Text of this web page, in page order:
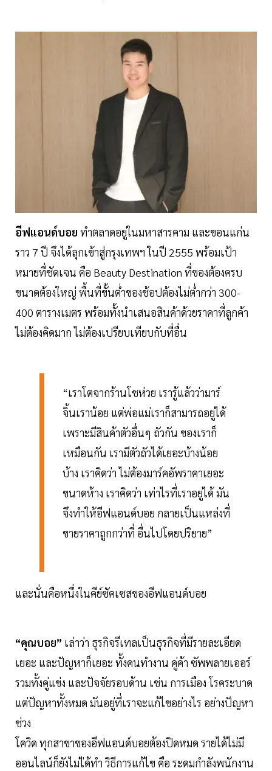
อีฟแอนด์บอย ทำตลาดอยู่ในมหาสารคาม และขอนแก่น
ราว 7 ปี จึงได้ลุกเข้าสู่กรุงเทพฯ ในปี 2555 พร้อมเป้า
หมายที่ชัดเจน คือ Beauty Destination ที่ของต้องครบ
ขนาดต้องใหญ่ พื้นที่ขั้นต่ำของช้อปต้องไม่ต่ำกว่า 300-
400 ตารางเมตร พร้อมทั้งนำเสนอสินค้าด้วยราคาที่ลูกค้า
ไม่ต้องคิดมาก ไม่ต้องเปรียบเทียบกับที่อื่น
“เราโตจากร้านโชห่วย เรารู้แล้วว่ามาร์
จิ้นเราน้อย แต่พ่อแม่เราก็สามารถอยู่ได้
เพราะมีสินค้าตัวอื่นๆ ถัวกัน ของเราก็
เหมือนกัน เรามีตัวถัวได้เยอะบ้างน้อย
บ้าง เราคิดว่า ไม่ต้องมาร์คอัพราคาเยอะ
ขนาดห้าง เราคิดว่า เท่าไรที่เราอยู่ได้ มัน
จึงทำให้อีฟแอนด์บอย กลายเป็นแหล่งที่
ขายราคาถูกกว่าที่ อื่นไปโดยปริยาย”
และนั่นคือหนึ่งในคีย์ซัคเซสของอีฟแอนด์บอย
“คุณบอย” เล่าว่า ธุรกิจรีเทลเป็นธุรกิจที่มีรายละเอียด
เยอะ และปัญหาก็เยอะ ทั้งคนทำงาน คู่ค้า ซัพพลายเออร์
รวมทั้งคู่แข่ง และปัจจัยรอบด้าน เช่น การเมือง โรคระบาด
แต่ปัญหาทั้งหมด มันอยู่ที่เราจะแก้ไขอย่างไร อย่างปัญหา
ช่วง
โควิด ทุกสาขาของอีฟแอนด์บอยต้องปิดหมด รายได้ไม่มี
ออนไลน์ก็ยังไม่ไ่ด้ทำ วิธีการแก้ไข คือ ระดมกำลังพนักงาน